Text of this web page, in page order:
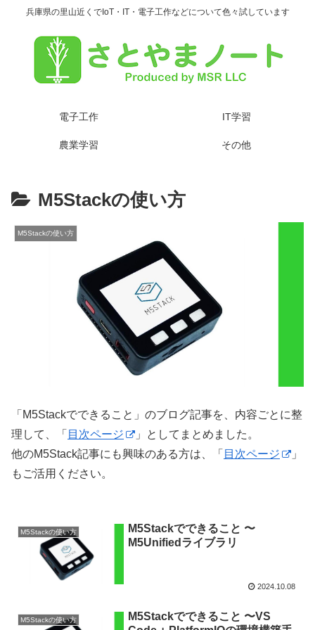
兵庫県の里山近くでIoT・IT・電子工作などについて色々試しています
電子工作 IT学習
農業学習 その他
M5Stackの使い方
M5Stackの使い方
「M5Stackでできること」のブログ記事を、内容ごとに整
理して、「 目次ページ
」としてまとめました。
他のM5Stack記事にも興味のある方は、「 目次ページ
」
もご活用ください。
M5Stackの使い方
M5Stackでできること 〜
M5Unifiedライブラリ
2024.10.08
M5Stackの使い方
M5Stackでできること 〜VS